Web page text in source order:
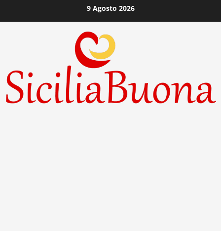
al
9 Agosto 2026